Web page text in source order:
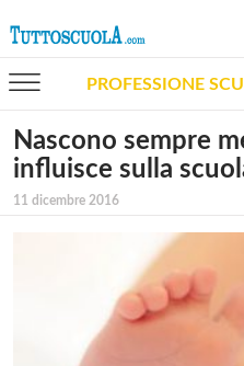
PROFESSIONE
Nascono sempre
influisce sulla
11 dicembre 2016